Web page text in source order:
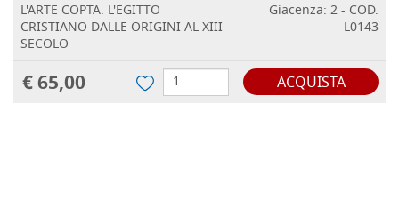
L'ARTE COPTA. L'EGITTO
CRISTIANO DALLE ORIGINI AL XIII
SECOLO
Giacenza: 2 - COD.
L0143
€ 65,00 ACQUISTA